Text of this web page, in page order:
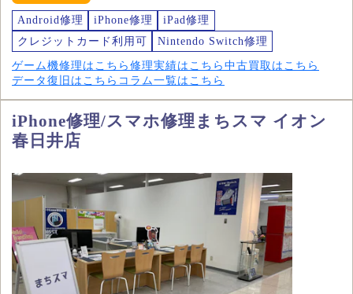
Android修理 iPhone修理
iPad修理
クレジットカード利用可
Nintendo Switch修理
ゲーム機修理はこちら 修理実績はこちら 中古買取はこちら
データ復旧はこちら コラム一覧はこちら
iPhone修理/スマホ修理まちスマ イオン
春日井店